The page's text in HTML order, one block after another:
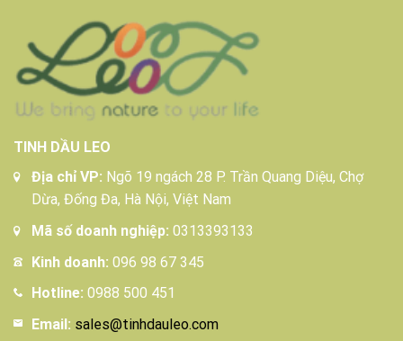
TINH DẦU LEO
Địa chỉ VP: Ngõ 19 ngách 28 P. Trần Quang Diệu, Chợ
Dừa, Đống Đa, Hà Nội, Việt Nam
Mã số doanh nghiệp: 0313393133
Kinh doanh: 096 98 67 345
Hotline: 0988 500 451
Email: sales@tinhdauleo.com